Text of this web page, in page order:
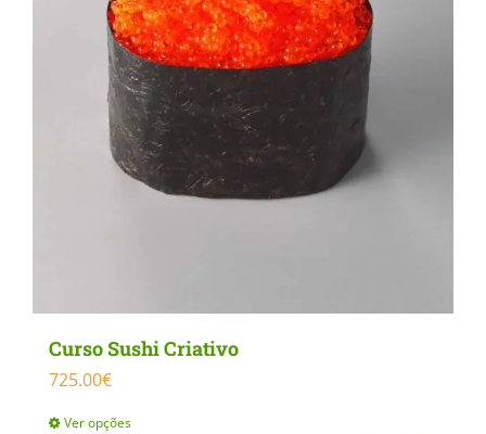
chosen
product
Curso Sushi Criativo
725.00€
Ver opções